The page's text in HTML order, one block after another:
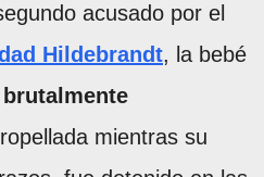
acusado por el
Hildebrandt, la bebé
brutalmente
mientras su